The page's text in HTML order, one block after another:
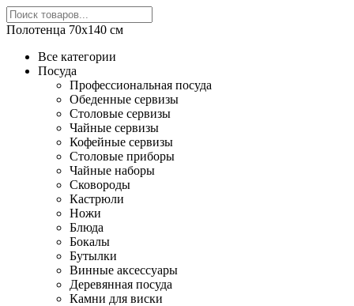
Полотенца 70х140 см
Все категории
Посуда
Профессиональная посуда
Обеденные сервизы
Столовые сервизы
Чайные сервизы
Кофейные сервизы
Столовые приборы
Чайные наборы
Сковороды
Кастрюли
Ножи
Блюда
Бокалы
Бутылки
Винные аксессуары
Деревянная посуда
Камни для виски